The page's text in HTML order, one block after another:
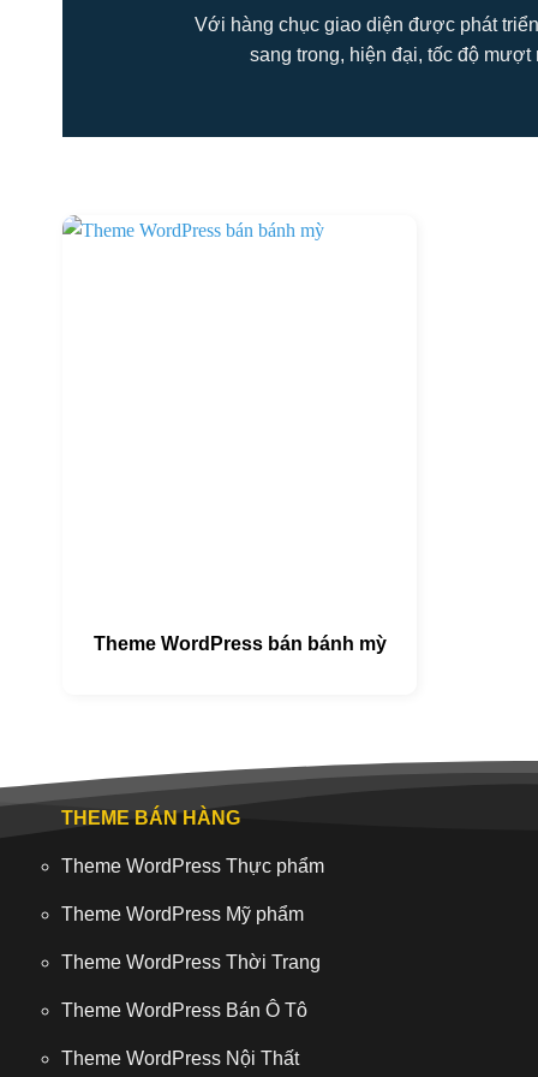
Với hàng chục giao diện được phát
sang trong, hiện đại, tốc độ
Theme WordPress bán bánh mỳ
THEME BÁN HÀNG
Theme WordPress Thực phẩm
Theme WordPress Mỹ phẩm
Theme WordPress Thời Trang
Theme WordPress Bán Ô Tô
Theme WordPress Nội Thất